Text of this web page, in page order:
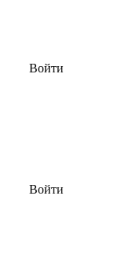
Войти
Войти